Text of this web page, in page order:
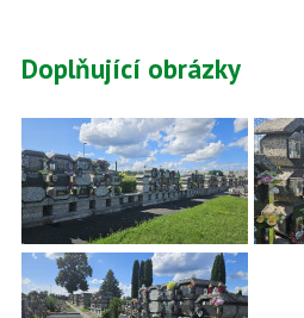
Doplňující obrázky